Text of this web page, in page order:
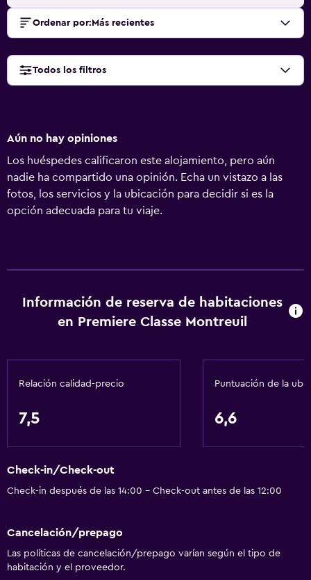
Ordenar por: Más recientes
Todos los filtros
Aún no hay opiniones
Los huéspedes calificaron este alojamiento, pero aún
nadie ha compartido una opinión. Echa un vistazo a las
fotos, los servicios y la ubicación para decidir si es la
opción adecuada para tu viaje.
Información de reserva de habitaciones
en Premiere Classe Montreuil
Relación calidad-precio
7,5
Puntuación de la
6,6
Check-in/Check-out
Check-in después de las 14:00 - Check-out antes de las 12:00
Cancelación/prepago
Las políticas de cancelación/prepago varían según el tipo de
habitación y el proveedor.